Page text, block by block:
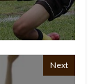
Next